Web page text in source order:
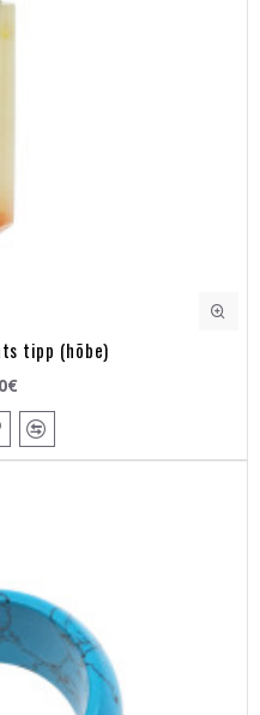
tipp (hõbe)